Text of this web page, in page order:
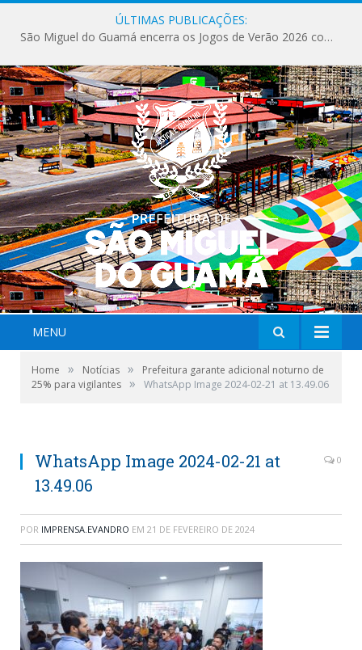
ÚLTIMAS PUBLICAÇÕES:
São Miguel do Guamá encerra os Jogos de Verão 2026 com sucesso de público e competições.
MENU
Home » Notícias »
Prefeitura garante adicional noturno de
25% para vigilantes » WhatsApp Image 2024-02-21 at 13.49.06
WhatsApp Image 2024-02-21 at
13.49.06
0
POR IMPRENSA.EVANDRO EM 21 DE FEVEREIRO DE 2024